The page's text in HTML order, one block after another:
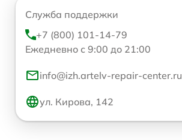
Служба поддержки
+7 (800) 101-14-79
Ежедневно с 9:00 до 21:00
info@izh.artelv-repair-center.ru
ул. Кирова, 142